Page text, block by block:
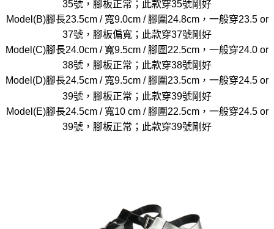
35號，腳板正常；此款穿35號剛好
Model(B)腳長23.5cm / 寬9.0cm / 腳圍24.8cm，一般穿23.5 or
37號，腳板偏寬；此款穿37號剛好
Model(C)腳長24.0cm / 寬9.5cm / 腳圍22.5cm，一般穿24.0 or
38號，腳板正常；此款穿38號剛好
Model(D)腳長24.5cm / 寬9.5cm / 腳圍23.5cm，一般穿24.5 or
39號，腳板正常；此款穿39號剛好
Model(E)腳長24.5cm / 寬10 cm / 腳圍22.5cm，一般穿24.5 or
39號，腳板正常；此款穿39號剛好